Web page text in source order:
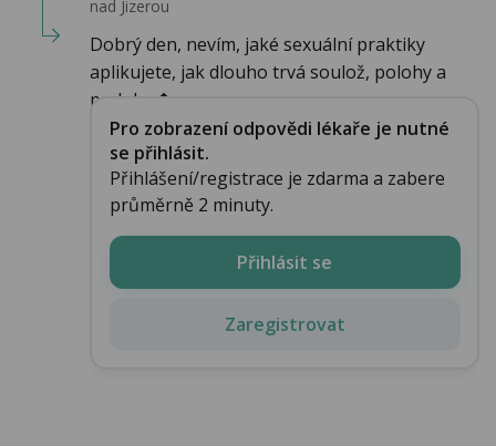
nad Jizerou
Dobrý den, nevím, jaké sexuální praktiky
aplikujete, jak dlouho trvá soulož, polohy a
podobn�...
Pro zobrazení odpovědi lékaře je nutné
se přihlásit.
Přihlášení/registrace je zdarma a zabere
průměrně 2 minuty.
Přihlásit se
Zaregistrovat